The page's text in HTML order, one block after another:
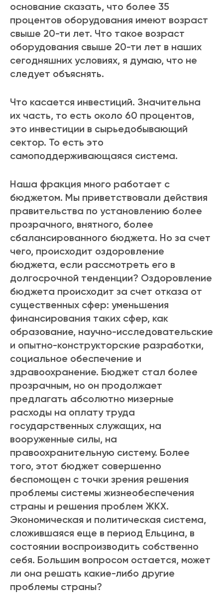
основание сказать, что более 35
процентов оборудования имеют возраст
свыше 20-ти лет. Что такое возраст
оборудования свыше 20-ти лет в наших
сегодняшних условиях, я думаю, что не
следует объяснять.
Что касается инвестиций. Значительна
их часть, то есть около 60 процентов,
это инвестиции в сырьедобывающий
сектор. То есть это
самоподдерживающаяся система.
Наша фракция много работает с
бюджетом. Мы приветствовали действия
правительства по установлению более
прозрачного, внятного, более
сбалансированного бюджета. Но за счет
чего, происходит оздоровление
бюджета, если рассмотреть его в
долгосрочной тенденции? Оздоровление
бюджета происходит за счет отказа от
существенных сфер: уменьшения
финансирования таких сфер, как
образование, научно-исследовательские
и опытно-конструкторские разработки,
социальное обеспечение и
здравоохранение. Бюджет стал более
прозрачным, но он продолжает
предлагать абсолютно мизерные
расходы на оплату труда
государственных служащих, на
вооруженные силы, на
правоохранительную систему. Более
того, этот бюджет совершенно
беспомощен с точки зрения решения
проблемы системы жизнеобеспечения
страны и решения проблем ЖКХ.
Экономическая и политическая система,
сложившаяся еще в период Ельцина, в
состоянии воспроизводить собственно
себя. Большим вопросом остается, может
ли она решать какие-либо другие
проблемы страны?